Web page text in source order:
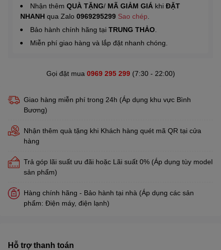
Nhận thêm QUÀ TẶNG/ MÃ GIẢM GIÁ khi ĐẶT
NHANH qua Zalo 0969295299 Sao chép
Bảo hành chính hãng tại TRUNG THẢO
Miễn phí giao hàng và lắp đặt nhanh chóng.
Gọi đặt mua 0969 295 299(7:30 - 22:00)
Giao hàng miễn phí trong 24h (Áp dụng khu vực Bình
Bương)
Nhận thêm quà tặng khi Khách hàng quét mã QR tại cửa
hàng
Trả góp lãi suất ưu đãi hoặc Lãi suất 0% (Áp dụng tùy model
sản phẩm)
Hàng chính hãng - Bảo hành tại nhà (Áp dụng các sản
phẩm: Điện máy, điện lạnh)
Hỗ trợ thanh toán